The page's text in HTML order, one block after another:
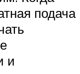
подача
и